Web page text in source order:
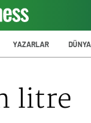
YAZARLAR DÜNYA
litre